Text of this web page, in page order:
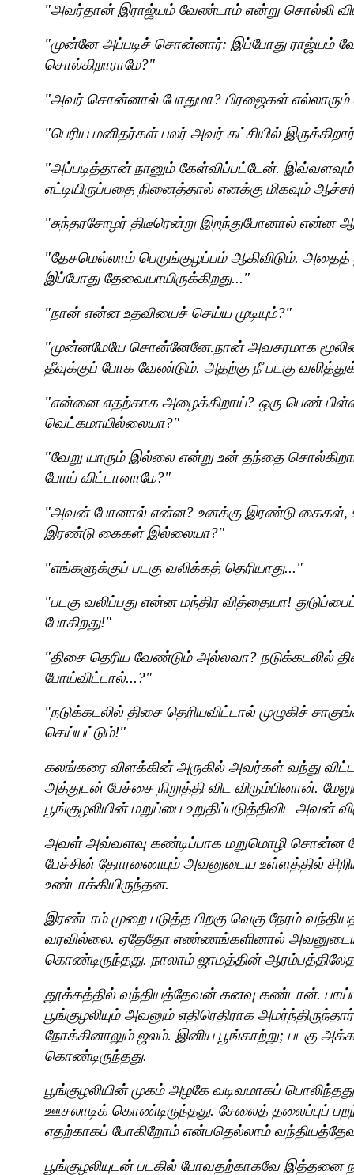
"அவர்தான் இராஜ்யம் வேண்டாம் என்று சொல்லி
"முன்னே அப்படிச் சொன்னார்: இப்போது ராஜ்யம்
சொல்கிறாராமே?"
"அவர் சொன்னால் போதுமா? பிரஜைகள்
"பெரிய மனிதர்கள் பலர் அவர் கட்சியில்
"அப்படித்தான் நானும் கேள்விப்பட்டேன்.
எட்டியிருப்பதை நினைத்தால் எனக்கு மிகவும்
"சுந்தரசோழர் திடீரென்று இறந்துபோனால் என்ன
"தேசமெல்லாம் பெருங்குழப்பம் ஆகிவிடும். அதைத்
இப்போது தேவையாயிருக்கிறது..."
"நான் என்ன உதவியைச் செய்ய முடியும்?"
"முன்னமேயே சொன்னேனே.நான் அவசரமாக
தீவுக்குப் போக வேண்டும். அதற்கு நீ படகு
"என்னை எதற்காக அழைக்கிறாய்? ஒரு பெண்
வெட்கமாயில்லையா?"
"வேறு யாரும் இல்லை என்று உன் தந்தை
போய் விட்டானாமே?"
"அவன் போனால் என்ன? உனக்கு இரண்டு கைகள்,
இரண்டு கைகள் இல்லையா?"
"எங்களுக்குப் படகு வலிக்கத் தெரியாது..."
"படகு வலிப்பது என்ன மந்திர வித்தையா!
போகிறது!"
"திசை தெரிய வேண்டும் அல்லவா? நடுக்கடலில்
போய்விட்டால்...?"
"நடுக்கடலில் திசை தெரியவிட்டால் முழுகிச்
செய்யட்டும்!"
கலங்கரை விளக்கின் அருகில் அவர்கள் வந்து
அத்துடன் பேச்சை நிறுத்தி விட விரும்பினான்.
பூங்குழலியின் மறுப்பை உறுதிப்படுத்திவிட அவன்
அவள் அவ்வளவு கண்டிப்பாக மறுமொழி சொன்ன
பேச்சின் தோரணையும் அவனுடைய உள்ளத்தில்
உண்டாக்கியிருந்தன.
இரண்டாம் முறை படுத்த பிறகு வெகு நேரம்
வரவில்லை. ஏதேதோ எண்ணங்களினால் அவனுடைய
கொண்டிருந்தது. நாலாம் ஜாமத்தின்
தூக்கத்தில் வந்தியத்தேவன் கனவு கண்டான்.
பூங்குழலியும் அவனும் எதிரெதிராக
நோக்கினாலும் ஜலம். இனிய பூங்காற்று; படகு
கொண்டிருந்தது.
பூங்குழலியின் முகம் அழகே வடிவமாகப்
ஊசலாடிக் கொண்டிருந்தது. சேலைத் தலைப்புப்
எதற்காகப் போகிறோம் என்பதெல்லாம்
பூங்குழலியுடன் படகில் போவதற்காகவே இத்தனை